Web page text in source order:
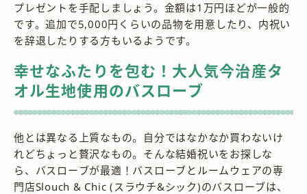
プレゼントを手配しましょう。金額は1万円ほどが一般的
です。追加で5,000円くらいの品物を用意したり、内祝い
を辞退したりする方もいるようです。
幸せなふたりを包む！大人気今治産タ
オル生地使用のバスローブ
他とは異なる上質なもの。自分ではなかなか買わないけ
れどちょっと贅沢なもの。そんな結婚祝いをお探しな
ら、バスローブが最適！バスローブとルームウェアの専
門店Slouch & Chic (スラウチ&シック)のバスローブは、